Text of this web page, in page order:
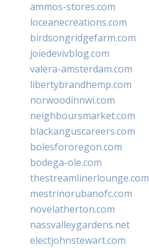
ammos-stores.com
loceanecreations.com
birdsongridgefarm.com
joiedevivblog.com
valera-amsterdam.com
libertybrandhemp.com
norwoodinnwi.com
neighboursmarket.com
blackanguscareers.com
bolesfororegon.com
bodega-ole.com
thestreamlinerlounge.com
mestrinorubanofc.com
novelatherton.com
nassvalleygardens.net
electjohnstewart.com